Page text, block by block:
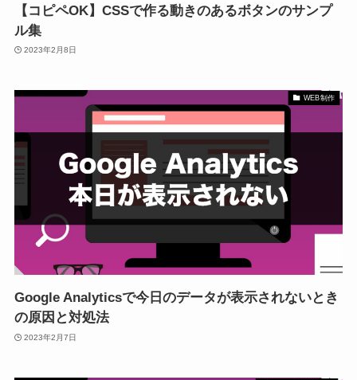
【コピペOK】CSSで作る動きのあるボタンのサンプ
ル集
2023年2月8日
WEB制作
Google Analyticsで今日のデータが表示されないとき
の原因と対処法
2023年2月7日